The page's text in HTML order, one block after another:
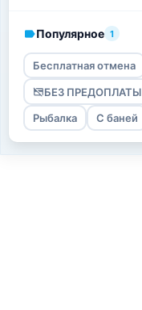
Популярное 1
Бесплатная отмена
БЕЗ ПРЕДОПЛАТЫ
Рыбалка С баней